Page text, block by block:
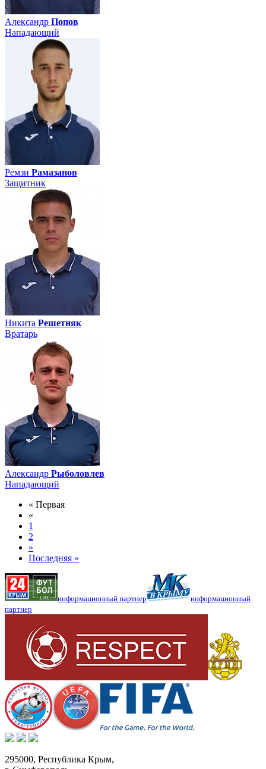
Александр Попов
Нападающий
Ремзи Рамазанов
Защитник
Никита Решетняк
Вратарь
Александр Рыболовлев
Нападающий
« Первая
«
1
2
»
Последняя »
информационный партнер
информационный
партнер
295000, Республика Крым,